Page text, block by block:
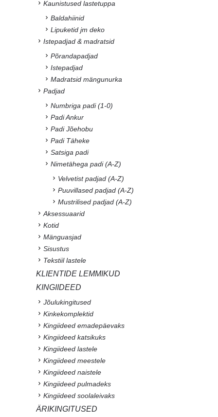
Kaunistused lastetuppa
Baldahiinid
Lipuketid jm deko
Istepadjad & madratsid
Põrandapadjad
Istepadjad
Madratsid mängunurka
Padjad
Numbriga padi (1-0)
Padi Ankur
Padi Jõehobu
Padi Täheke
Satsiga padi
Nimetähega padi (A-Z)
Velvetist padjad (A-Z)
Puuvillased padjad (A-Z)
Mustrilised padjad (A-Z)
Aksessuaarid
Kotid
Mänguasjad
Sisustus
Tekstiil lastele
KLIENTIDE LEMMIKUD
KINGIIDEED
Jõulukingitused
Kinkekomplektid
Kingiideed emadepäevaks
Kingiideed katsikuks
Kingiideed lastele
Kingiideed meestele
Kingiideed naistele
Kingiideed pulmadeks
Kingiideed soolaleivaks
ÄRIKINGITUSED